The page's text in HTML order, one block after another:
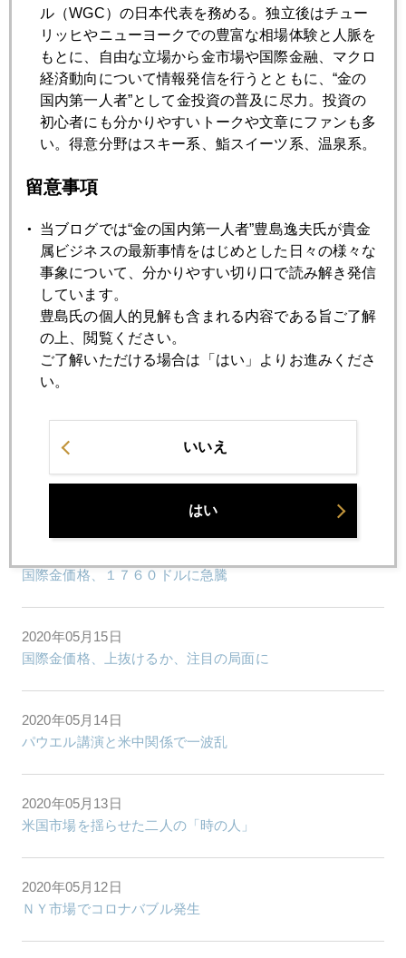
2020年05月26日
米大統領選挙、金価格への影響は
2020年05月25日
2020年05月22日
経済再開へ、これからが正念場
2020年05月21日
金価格が本格的に下がる日
2020年05月20日
国際金価格、１７６０ドルに急騰
2020年05月15日
国際金価格、上抜けるか、注目の局面に
2020年05月14日
パウエル講演と米中関係で一波乱
2020年05月13日
米国市場を揺らせた二人の「時の人」
2020年05月12日
ＮＹ市場でコロナバブル発生
ル（WGC）の日本代表を務める。独立後はチュー
リッヒやニューヨークでの豊富な相場体験と人脈を
もとに、自由な立場から金市場や国際金融、マクロ
経済動向について情報発信を行うとともに、“金の
国内第一人者”として金投資の普及に尽力。投資の
初心者にも分かりやすいトークや文章にファンも多
い。得意分野はスキー系、鮨スイーツ系、温泉系。
留意事項
当ブログでは“金の国内第一人者”豊島逸夫氏が貴金
属ビジネスの最新事情をはじめとした日々の様々な
事象について、分かりやすい切り口で読み解き発信
しています。
豊島氏の個人的見解も含まれる内容である旨ご了解
の上、閲覧ください。
ご了解いただける場合は「はい」よりお進みくださ
い。
いいえ
はい